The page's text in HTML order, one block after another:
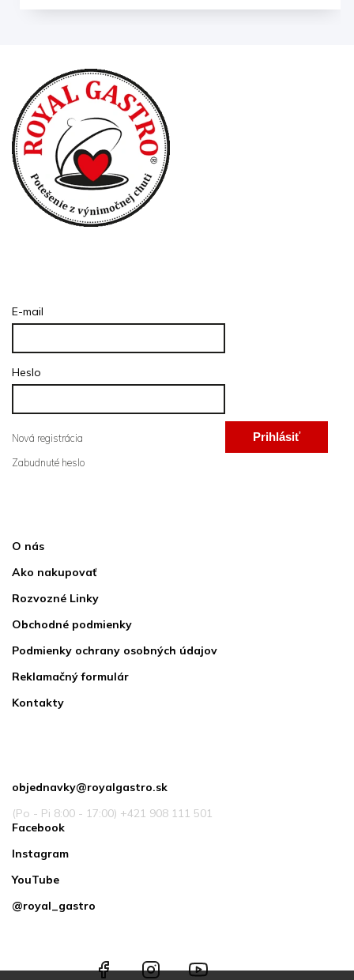
E-mail
Heslo
Prihlásiť
Nová registrácia
Zabudnuté heslo
O nás
Ako nakupovať
Rozvozné Linky
Obchodné podmienky
Podmienky ochrany osobných údajov
Reklamačný formulár
Kontakty
objednavky@royalgastro.sk
(Po - Pi 8:00 - 17:00) +421 908 111 501
Facebook
Instagram
YouTube
@royal_gastro
FacebookInstagramYouTube@royal_gastro